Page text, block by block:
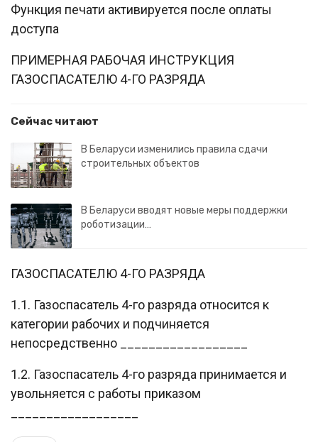
Функция печати активируется после оплаты
доступа
ПРИМЕРНАЯ РАБОЧАЯ ИНСТРУКЦИЯ
ГАЗОСПАСАТЕЛЮ 4-ГО РАЗРЯДА
Сейчас читают
В Беларуси изменились правила сдачи
строительных объектов
В Беларуси вводят новые меры поддержки
роботизации…
ГАЗОСПАСАТЕЛЮ 4-ГО РАЗРЯДА
1.1. Газоспасатель 4-го разряда относится к
категории рабочих и подчиняется
непосредственно __________________
1.2. Газоспасатель 4-го разряда принимается и
увольняется с работы приказом